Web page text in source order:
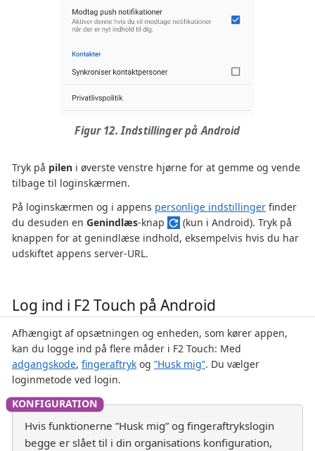
Figur 12. Indstillinger på Android
Tryk på pilen i øverste venstre hjørne for at gemme og vende
tilbage til loginskærmen.
På loginskærmen og i appens personlige indstillinger finder
du desuden en Genindlæs-knap
(kun i Android). Tryk på
knappen for at genindlæse indhold, eksempelvis hvis du har
udskiftet appens server-URL.
Log ind i F2 Touch på Android
Afhængigt af opsætningen og enheden, som kører appen,
kan du logge ind på flere måder i F2 Touch: Med
adgangskode, fingeraftryk og ”Husk mig”. Du vælger
loginmetode ved login.
Hvis funktionerne ”Husk mig” og fingeraftrykslogin
begge er slået til i din organisations konfiguration,